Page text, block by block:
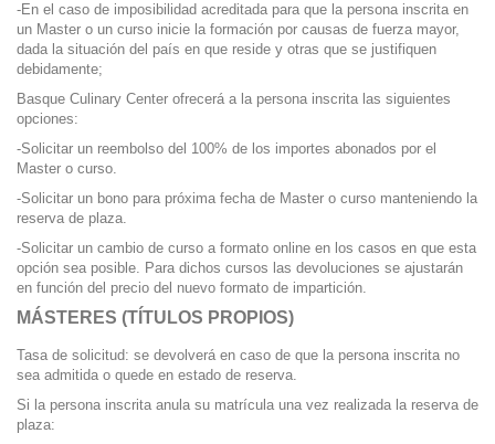
-En el caso de imposibilidad acreditada para que la persona inscrita en
un Master o un curso inicie la formación por causas de fuerza mayor,
dada la situación del país en que reside y otras que se justifiquen
debidamente;
Basque Culinary Center ofrecerá a la persona inscrita las siguientes
opciones:
-Solicitar un reembolso del 100% de los importes abonados por el
Master o curso.
-Solicitar un bono para próxima fecha de Master o curso manteniendo la
reserva de plaza.
-Solicitar un cambio de curso a formato online en los casos en que esta
opción sea posible. Para dichos cursos las devoluciones se ajustarán
en función del precio del nuevo formato de impartición.
MÁSTERES (TÍTULOS PROPIOS)
Tasa de solicitud: se devolverá en caso de que la persona inscrita no
sea admitida o quede en estado de reserva.
Si la persona inscrita anula su matrícula una vez realizada la reserva de
plaza: